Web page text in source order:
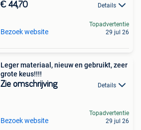
€ 44,70 Details
Bezoek website
Topadvertentie
29 jul 26
Leger materiaal, nieuw en gebruikt, zeer
grote keus!!!!
Zie omschrijving Details
Bezoek website
Topadvertentie
29 jul 26